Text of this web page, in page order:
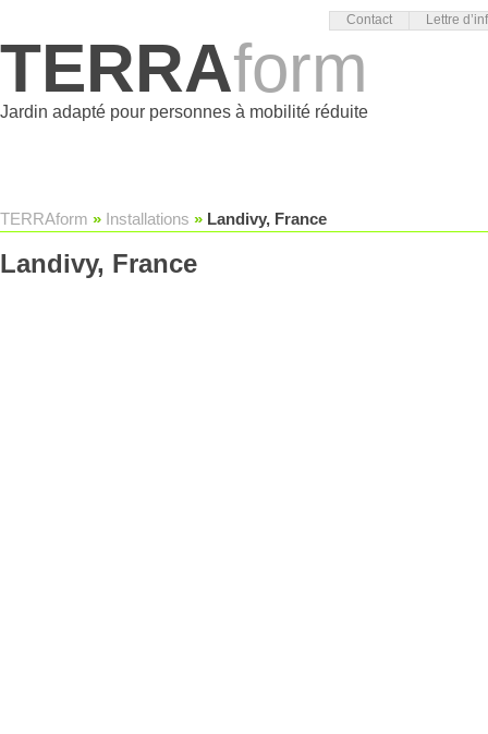
Contact Lettre
TERRAform
Jardin adapté pour personnes à mobilité réduite
TERRAform » Installations » Landivy, France
Landivy, France